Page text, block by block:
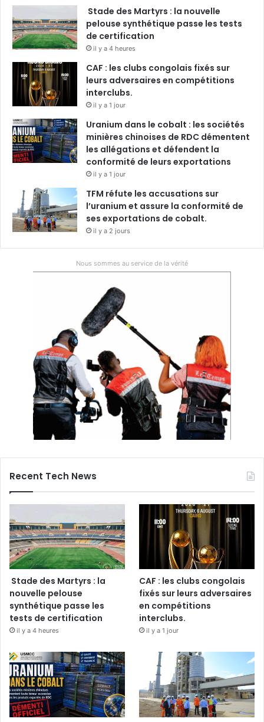
Stade des Martyrs : la nouvelle
pelouse synthétique passe les tests
de certification
il y a 4 heures
CAF : les clubs congolais fixés sur
leurs adversaires en compétitions
interclubs.
il y a 1 jour
Uranium dans le cobalt : les sociétés
minières chinoises de RDC démentent
les allégations et défendent la
conformité de leurs exportations
il y a 1 jour
TFM réfute les accusations sur
l’uranium et assure la conformité de
ses exportations de cobalt.
il y a 2 jours
Nous sommes au service de la vérité
Recent Tech News
Stade des Martyrs : la
nouvelle pelouse
synthétique passe les
tests de certification
il y a 4 heures
CAF : les clubs congolais
fixés sur leurs adversaires
en compétitions
interclubs.
il y a 1 jour